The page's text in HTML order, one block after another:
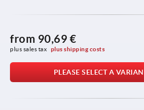
from 90,69 €
plus sales tax plus shipping costs
PLEASE SELECT A